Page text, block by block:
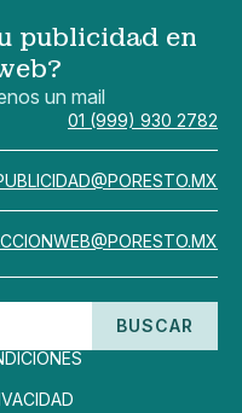
publicidad en
un mail
01 (999) 930 2782
BUSCAR